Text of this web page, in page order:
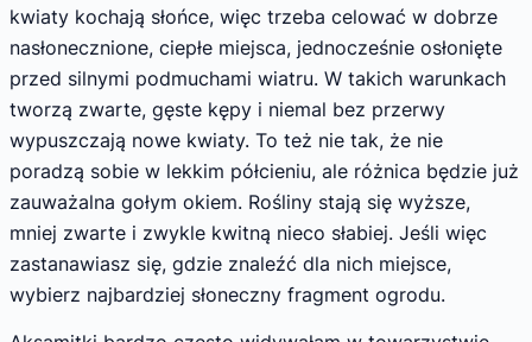
kwiaty kochają słońce, więc trzeba celować w dobrze
nasłonecznione, ciepłe miejsca, jednocześnie osłonięte
przed silnymi podmuchami wiatru. W takich warunkach
tworzą zwarte, gęste kępy i niemal bez przerwy
wypuszczają nowe kwiaty. To też nie tak, że nie
poradzą sobie w lekkim półcieniu, ale różnica będzie już
zauważalna gołym okiem. Rośliny stają się wyższe,
mniej zwarte i zwykle kwitną nieco słabiej. Jeśli więc
zastanawiasz się, gdzie znaleźć dla nich miejsce,
wybierz najbardziej słoneczny fragment ogrodu.